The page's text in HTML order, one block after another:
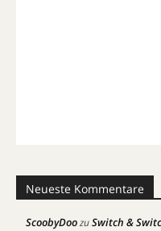
Neueste Kommentare
ScoobyDoozuSwitch &